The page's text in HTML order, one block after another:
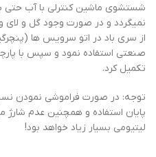
شستشوی ماشین کنترلی با آب
نمیگردد و در صورت وجود گل و لای و
از سری باد در اتو سرویس ها
صنعتی استفاده نمود و سپس با
تکمیل کرد.
توجه: در صورت فراموشی نمودن
پایان استفاده و همچنین عدم شارژ
لیتیومی بسیار زیاد خواهد بود!